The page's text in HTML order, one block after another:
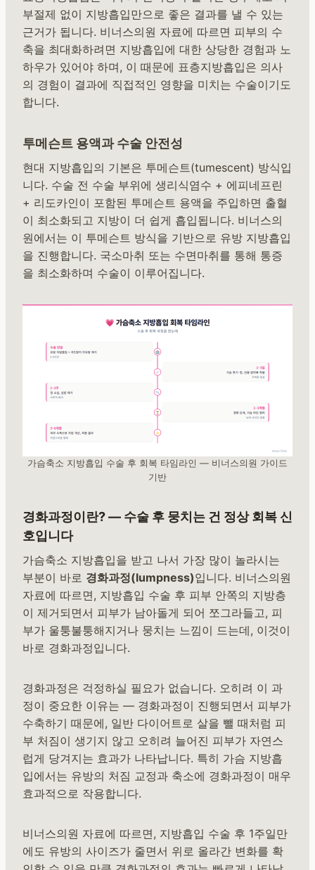
부절제 없이 지방흡입만으로 좋은 결과를 낼 수 있는
근거가 됩니다. 비너스의원 자료에 따르면 피부의 수
축을 최대화하려면 지방흡입에 대한 상당한 경험과 노
하우가 있어야 하며, 이 때문에 표층지방흡입은 의사
의 경험이 결과에 직접적인 영향을 미치는 수술이기도
합니다.
투메슨트 용액과 수술 안전성
현대 지방흡입의 기본은 투메슨트(tumescent) 방식입
니다. 수술 전 수술 부위에 생리식염수 + 에피네프린
+ 리도카인이 포함된 투메슨트 용액을 주입하면 출혈
이 최소화되고 지방이 더 쉽게 흡입됩니다. 비너스의
원에서는 이 투메슨트 방식을 기반으로 유방 지방흡입
을 진행합니다. 국소마취 또는 수면마취를 통해 통증
을 최소화하며 수술이 이루어집니다.
가슴축소 지방흡입 수술 후 회복 타임라인 — 비너스의원 가이드
기반
경화과정이란? — 수술 후 뭉치는 건 정상 회복 신
호입니다
가슴축소 지방흡입을 받고 나서 가장 많이 놀라시는
부분이 바로 경화과정(lumpness)입니다. 비너스의원
자료에 따르면, 지방흡입 수술 후 피부 안쪽의 지방층
이 제거되면서 피부가 남아돌게 되어 쪼그라들고, 피
부가 울퉁불퉁해지거나 뭉치는 느낌이 드는데, 이것이
바로 경화과정입니다.
경화과정은 걱정하실 필요가 없습니다. 오히려 이 과
정이 중요한 이유는 — 경화과정이 진행되면서 피부가
수축하기 때문에, 일반 다이어트로 살을 뺄 때처럼 피
부 처짐이 생기지 않고 오히려 늘어진 피부가 자연스
럽게 당겨지는 효과가 나타납니다. 특히 가슴 지방흡
입에서는 유방의 처짐 교정과 축소에 경화과정이 매우
효과적으로 작용합니다.
비너스의원 자료에 따르면, 지방흡입 수술 후 1주일만
에도 유방의 사이즈가 줄면서 위로 올라간 변화를 확